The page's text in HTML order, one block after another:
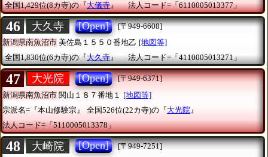
全国1,429位(8カ寺)の『大儀寺』 法人コード=「6110005013377」
46 大久寺 [Open]
[〒949-6608]
新潟県南魚沼市 美佐島１５５０番地乙 [地図等]
全国1,830位(6カ寺)の『大久寺』 法人コード=「4110005013271」
47 大光院 [Open]
[〒949-6371]
新潟県南魚沼市 関山１８７番地１
[地図等]
宗派名=『本山修験宗』
全国526位(22カ寺)の『大光院 』
法人コード=「5110005013378」
48 大崎院 [Open]
[〒949-7251]